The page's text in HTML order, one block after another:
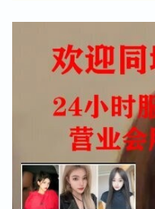
怎么在微信附近找服务_微
热烈祝贺荆州市益农饲料
热烈祝贺荆州益农饲料
深圳品茶喝茶海选